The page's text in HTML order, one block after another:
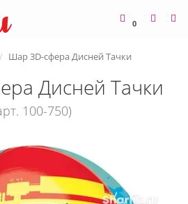
0
Шар 3D-сфера Дисней Тачки
Дисней Тачки
100-750)